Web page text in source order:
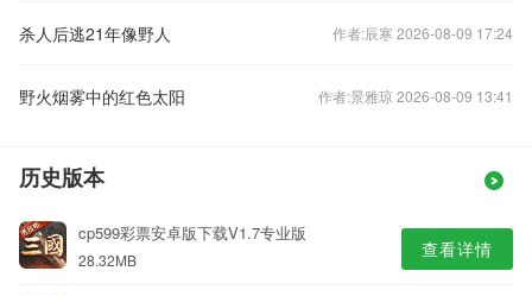
杀人后逃21年像野人 作者:辰寒 2026-08-09 17:24
​野火烟雾中的红色太阳 作者:景雅琼 2026-08-09 13:41
历史版本
cp599彩票安卓版下载V1.7专业版
28.32MB 查看详情